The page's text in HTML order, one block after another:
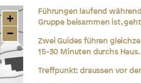
Führungen laufend
Gruppe beisammen ist,
Zwei Guides führen
15-30 Minuten durchs Haus.
Treffpunkt: draussen vor
+
−